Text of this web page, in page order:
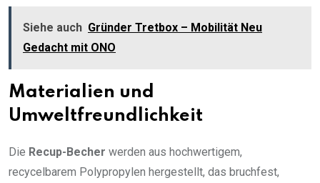
Siehe auch Gründer Tretbox – Mobilität Neu
Gedacht mit ONO
Materialien und
Umweltfreundlichkeit
Die Recup-Becher werden aus hochwertigem,
recycelbarem Polypropylen hergestellt, das bruchfest,